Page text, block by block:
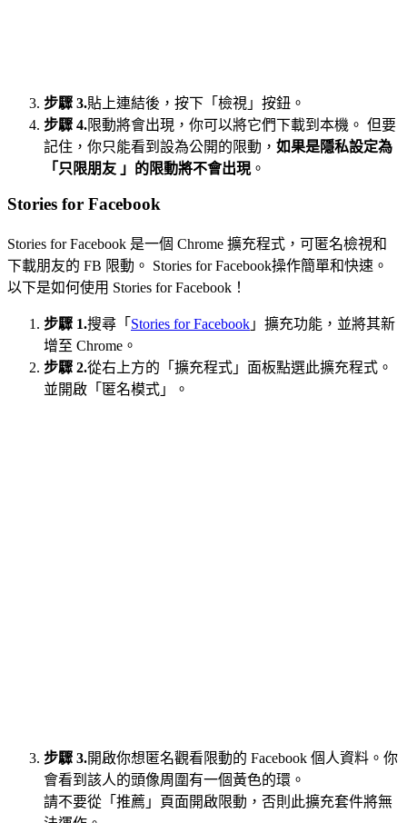
步驟 3.貼上連結後，按下「檢視」按鈕。
步驟 4.限動將會出現，你可以將它們下載到本機。 但要
記住，你只能看到設為公開的限動， 如果是隱私設定為
「只限朋友 」的限動將不會出現。
Stories for Facebook
Stories for Facebook 是一個 Chrome 擴充程式，可匿名檢視和
下載朋友的 FB 限動。 Stories for Facebook操作簡單和快速。
以下是如何使用 Stories for Facebook！
步驟 1.搜尋「 Stories for Facebook 」擴充功能，並將其新
增至 Chrome。
步驟 2.從右上方的「擴充程式」面板點選此擴充程式。
並開啟「匿名模式」。
步驟 3.開啟你想匿名觀看限動的 Facebook 個人資料。你
會看到該人的頭像周圍有一個黃色的環。
請不要從「推薦」頁面開啟限動，否則此擴充套件將無